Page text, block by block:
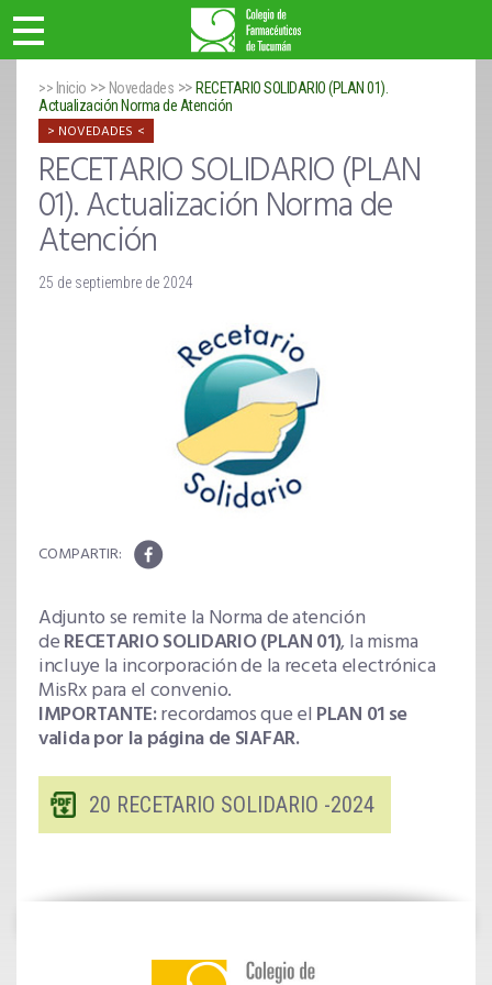
>> Inicio >> Novedades >> RECETARIO SOLIDARIO (PLAN 01).
Actualización Norma de Atención
NOVEDADES
RECETARIO SOLIDARIO (PLAN
01). Actualización Norma de
Atención
25 de septiembre de 2024
Adjunto se remite la Norma de atención
deRECETARIO SOLIDARIO (PLAN01), la misma
incluye la incorporación de la receta electrónica
MisRx para el convenio.
IMPORTANTE:recordamos que el PLAN 01 se
valida por la página de SIAFAR.
20 RECETARIO SOLIDARIO -2024